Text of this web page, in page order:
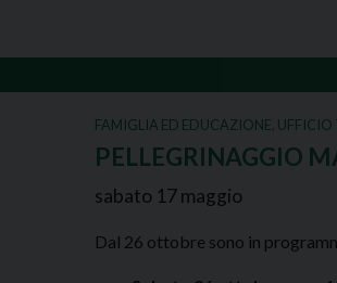
FAMIGLIA ED EDUCAZIONE UFFICIO
PELLEGRINAGGIO
sabato 17maggio
Dal 26 ottobre sono in